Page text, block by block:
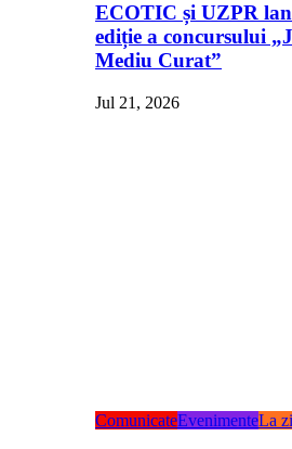
ECOTIC și UZPR
ediție a concursului
Mediu Curat”
Jul 21, 2026
ComunicateEvenimenteLa zi